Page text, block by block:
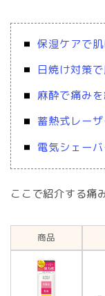
保湿ケアで
日焼け対策
麻酔で痛み
蓄熱式レー
電気シェー
ここで紹介する痛
商品